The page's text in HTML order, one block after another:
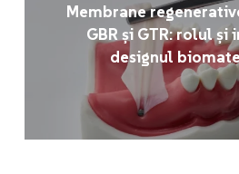
Membrane
GBR și GTR: rolul
designul